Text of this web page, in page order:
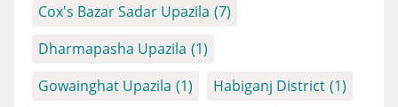
Cox's Bazar Sadar Upazila (7)
Dharmapasha Upazila (1)
Gowainghat Upazila (1) Habiganj District (1)